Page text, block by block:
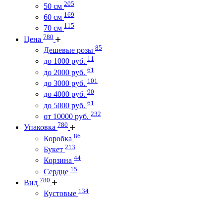
50 см 205
60 см 169
70 см 115
Цена 780
Дешевые розы 85
до 1000 руб. 11
до 2000 руб. 61
до 3000 руб. 101
до 4000 руб. 90
до 5000 руб. 61
от 10000 руб. 232
Упаковка 780
Коробка 86
Букет 213
Корзина 44
Сердце 15
Вид 780
Кустовые 134